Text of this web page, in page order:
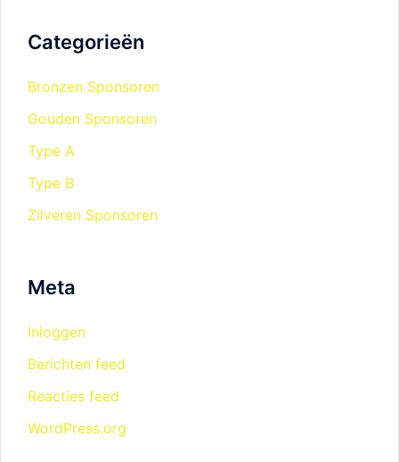
Categorieën
Bronzen Sponsoren
Gouden Sponsoren
Type A
Type B
Zilveren Sponsoren
Meta
Inloggen
Berichten feed
Reacties feed
WordPress.org